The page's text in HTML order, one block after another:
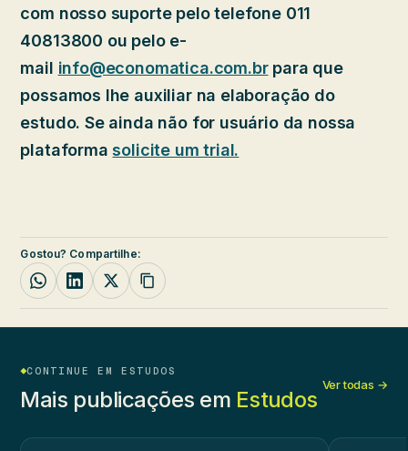
com nosso suporte pelo telefone 011
40813800 ou pelo e-
mail info@economatica.com.brpara que
possamos lhe auxiliar na elaboração do
estudo. Se ainda não for usuário da nossa
plataformasolicite um trial.
Gostou? Compartilhe:
CONTINUE EM ESTUDOS
Mais publicações em Estudos
Ver todas →